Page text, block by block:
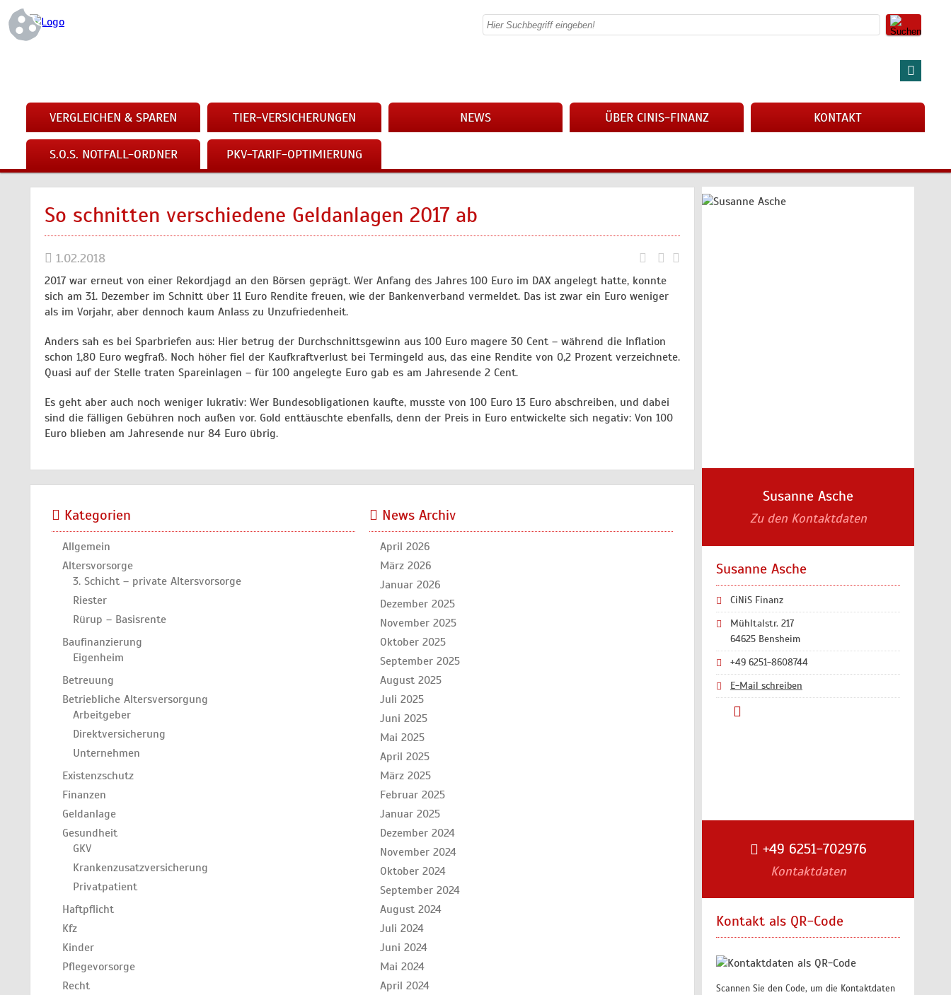
VERGLEICHEN & SPAREN TIER-VERSICHERUNGEN NEWS ÜBER CINIS-FINANZ KONTAKT
S.O.S. NOTFALL-ORDNER PKV-TARIF-OPTIMIERUNG
Susanne Asche
Zu den Kontaktdaten
Susanne Asche
CiNiS Finanz
Mühltalstr. 217
64625 Bensheim
+49 6251-8608744
E-Mail schreiben
+49 6251-702976
Kontaktdaten
Kontakt als QR-Code
Scannen Sie den Code, um die Kontaktdaten
So schnitten verschiedene Geldanlagen 2017 ab
1.02.2018
2017 war erneut von einer Rekordjagd an den Börsen geprägt. Wer Anfang des Jahres 100 Euro im DAX angelegt hatte, konnte
sich am 31. Dezember im Schnitt über 11 Euro Rendite freuen, wie der Bankenverband vermeldet. Das ist zwar ein Euro weniger
als im Vorjahr, aber dennoch kaum Anlass zu Unzufriedenheit.
Anders sah es bei Sparbriefen aus: Hier betrug der Durchschnittsgewinn aus 100 Euro magere 30 Cent – während die Inflation
schon 1,80 Euro wegfraß. Noch höher fiel der Kaufkraftverlust bei Termingeld aus, das eine Rendite von 0,2 Prozent verzeichnete.
Quasi auf der Stelle traten Spareinlagen – für 100 angelegte Euro gab es am Jahresende 2 Cent.
Es geht aber auch noch weniger lukrativ: Wer Bundesobligationen kaufte, musste von 100 Euro 13 Euro abschreiben, und dabei
sind die fälligen Gebühren noch außen vor. Gold enttäuschte ebenfalls, denn der Preis in Euro entwickelte sich negativ: Von 100
Euro blieben am Jahresende nur 84 Euro übrig.
Kategorien
Allgemein
Altersvorsorge
3. Schicht – private Altersvorsorge
Riester
Rürup – Basisrente
Baufinanzierung
Eigenheim
Betreuung
Betriebliche Altersversorgung
Arbeitgeber
Direktversicherung
Unternehmen
Existenzschutz
Finanzen
Geldanlage
Gesundheit
GKV
Krankenzusatzversicherung
Privatpatient
Haftpflicht
Kfz
Kinder
Pflegevorsorge
Recht
News Archiv
April 2026
März 2026
Januar 2026
Dezember 2025
November 2025
Oktober 2025
September 2025
August 2025
Juli 2025
Juni 2025
Mai 2025
April 2025
März 2025
Februar 2025
Januar 2025
Dezember 2024
November 2024
Oktober 2024
September 2024
August 2024
Juli 2024
Juni 2024
Mai 2024
April 2024